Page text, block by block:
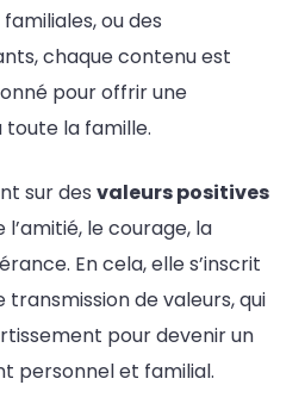
ou des
chaque contenu est
pour offrir une
la famille.
sur des valeurs positives
le courage, la
En cela, elle s’inscrit
de valeurs, qui
pour devenir un
personnel et familial.